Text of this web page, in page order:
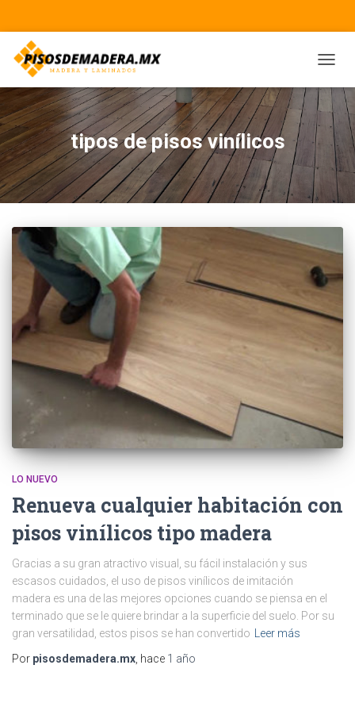
tipos de pisos vinílicos
LO NUEVO
Renueva cualquier habitación con
pisos vinílicos tipo madera
Gracias a su gran atractivo visual, su fácil instalación y sus
escasos cuidados, el uso de pisos vinílicos de imitación
madera es una de las mejores opciones cuando se piensa en el
terminado que se le quiere brindar a la superficie del suelo. Por su
gran versatilidad, estos pisos se han convertido
Leer más
Por pisosdemadera.mx , hace 1 año